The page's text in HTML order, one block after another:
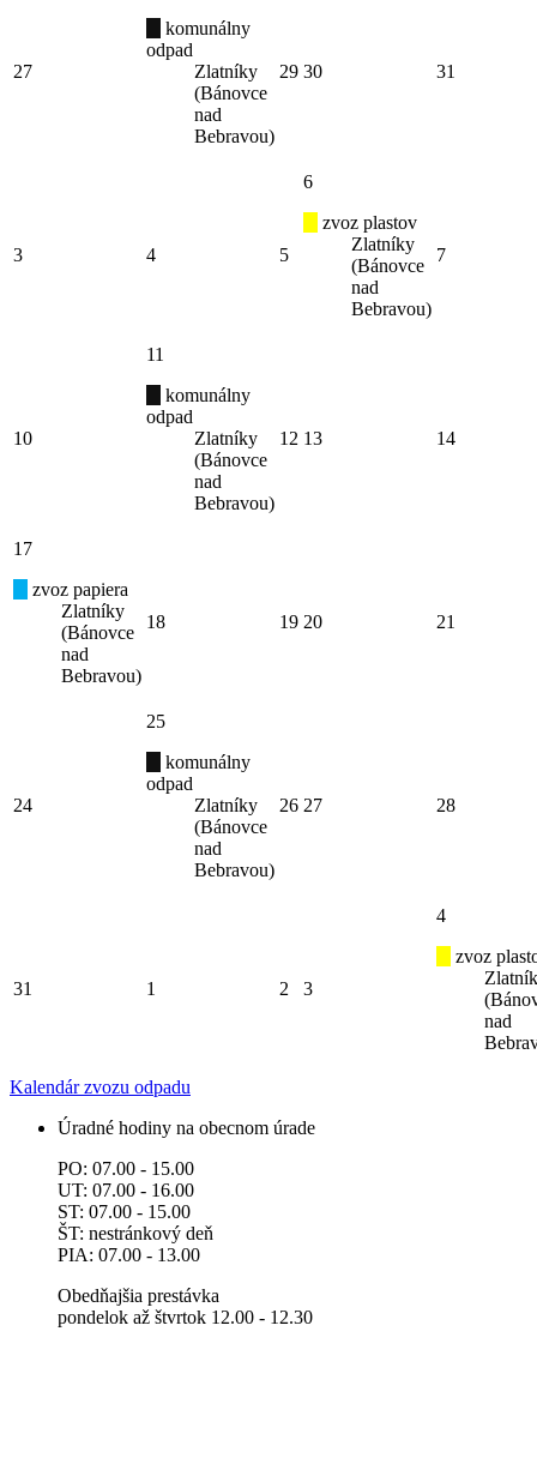
27
komunálny
odpad
Zlatníky
(Bánovce
nad
Bebravou)
29 30 31
3 4 5
6
zvoz plastov
Zlatníky
(Bánovce
nad
Bebravou)
7
10
11
komunálny
odpad
Zlatníky
(Bánovce
nad
Bebravou)
12 13 14
17
zvoz papiera
Zlatníky
(Bánovce
nad
Bebravou)
18 19 20 21
24
25
komunálny
odpad
Zlatníky
(Bánovce
nad
Bebravou)
26 27 28
31 1 2 3
4
zvoz
nad
Kalendár zvozu odpadu
Úradné hodiny na obecnom úrade
PO: 07.00 - 15.00
UT: 07.00 - 16.00
ST: 07.00 - 15.00
ŠT: nestránkový deň
PIA: 07.00 - 13.00
Obedňajšia prestávka
pondelok až štvrtok 12.00 - 12.30